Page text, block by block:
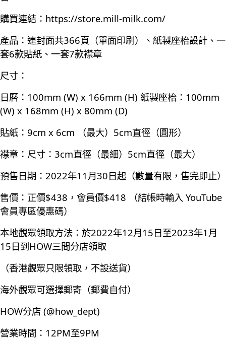
購買連結： https://store.mill-milk.com/
產品：連封面共366頁（單面印刷）、紙製座枱設計、一
套6款貼紙、一套7款襟章
尺寸：
日曆：100mm (W) x 166mm (H) 紙製座枱：100mm
(W) x 168mm (H) x 80mm (D)
貼紙：9cm x 6cm （最大）5cm直徑（圓形）
襟章：尺寸：3cm直徑（最細）5cm直徑（最大）
預售日期：2022年11月30日起（數量有限，售完即止）
售價：正價$438，會員價$418 （結帳時輸入 YouTube
會員專區優惠碼）
本地觀眾領取方法：於2022年12月15日至2023年1月
15日到HOW三間分店領取
（香港觀眾只限領取，不設送貨）
海外觀眾可選擇郵寄（郵費自付）
HOW分店 (@how_dept)
營業時間：12PM至9PM